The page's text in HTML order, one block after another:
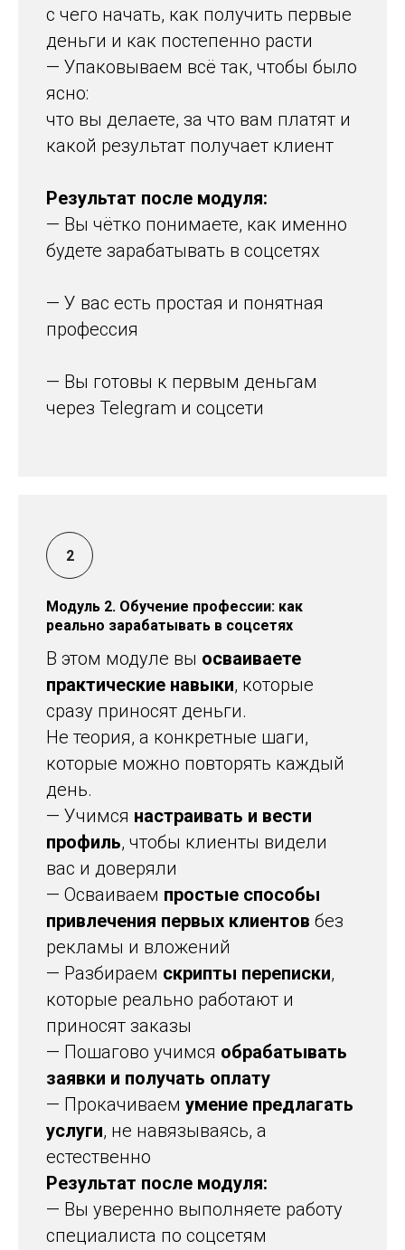
с чего начать, как получить первые
деньги и как постепенно расти
— Упаковываем всё так, чтобы было
ясно:
что вы делаете, за что вам платят и
какой результат получает клиент
Результат после модуля:
— Вы чётко понимаете, как именно
будете зарабатывать в соцсетях
— У вас есть простая и понятная
профессия
— Вы готовы к первым деньгам
через Telegram и соцсети
Модуль 2. Обучение профессии: как
реально зарабатывать в соцсетях
В этом модуле вы осваиваете
практические навыки, которые
сразу приносят деньги.
Не теория, а конкретные шаги,
которые можно повторять каждый
день.
— Учимся настраивать и вести
профиль, чтобы клиенты видели
вас и доверяли
— Осваиваем простые способы
привлечения первых клиентов без
рекламы и вложений
— Разбираем скрипты переписки,
которые реально работают и
приносят заказы
— Пошагово учимся обрабатывать
заявки и получать оплату
— Прокачиваем умение предлагать
услуги, не навязываясь, а
естественно
Результат после модуля:
— Вы уверенно выполняете работу
специалиста по соцсетям